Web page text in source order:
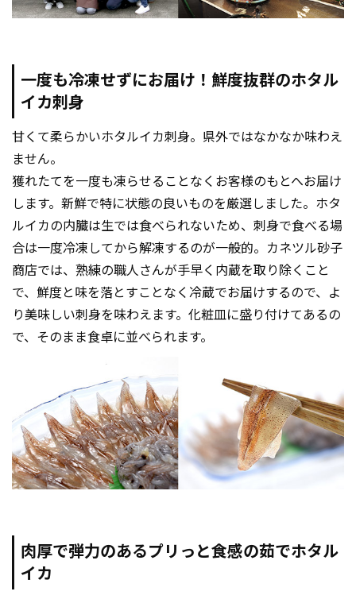
一度も冷凍せずにお届け！鮮度抜群のホタル
イカ刺身
甘くて柔らかいホタルイカ刺身。県外ではなかなか味わえ
ません。
獲れたてを一度も凍らせることなくお客様のもとへお届け
します。新鮮で特に状態の良いものを厳選しました。ホタ
ルイカの内臓は生では食べられないため、刺身で食べる場
合は一度冷凍してから解凍するのが一般的。カネツル砂子
商店では、熟練の職人さんが手早く内蔵を取り除くこと
で、鮮度と味を落とすことなく冷蔵でお届けするので、よ
り美味しい刺身を味わえます。化粧皿に盛り付けてあるの
で、そのまま食卓に並べられます。
肉厚で弾力のあるプリっと食感の茹でホタル
イカ